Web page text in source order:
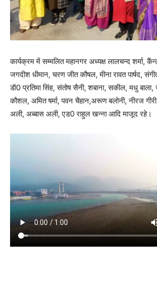
कार्यक्रम में सम्मलित महानगर अध्यक्ष लालचन्द शर्मा,
जगदीश धीमान, चरण जीत कौषल, मीना रावत पार्षद,
डॅा0 प्रतिमा सिंह, संतोष सैनी, शबाना, सकील, मधु
कौशल, अमित षर्मा, पवन चैहान,अरूण बलोनी, नीरज
अली, अब्बास अली, एड0 राहुल खन्ना आदि माजूद रहे।